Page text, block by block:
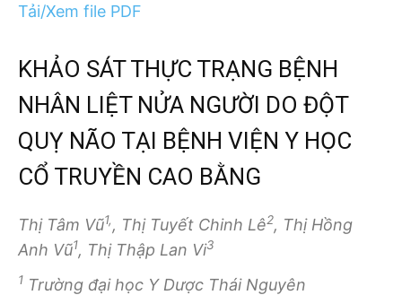
Tải/Xem file PDF
KHẢO SÁT THỰC TRẠNG BỆNH
NHÂN LIỆT NỬA NGƯỜI DO ĐỘT
QUỴ NÃO TẠI BỆNH VIỆN Y HỌC
CỔ TRUYỀN CAO BẰNG
Thị Tâm Vũ1,, Thị Tuyết Chinh Lê2, Thị Hồng
Anh Vũ1, Thị Thập Lan Vi3
1 Trường đại học Y Dược Thái Nguyên